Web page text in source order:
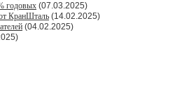
годовых (07.03.2025)
КранШталь (14.02.2025)
(04.02.2025)